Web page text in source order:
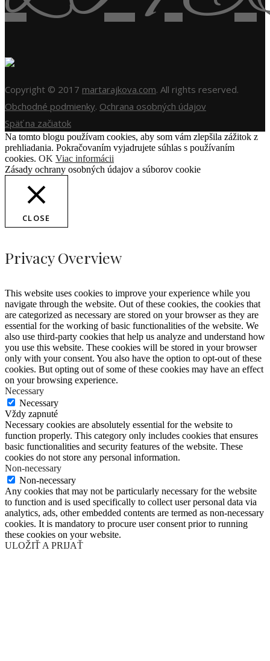
Copyright © 2017 martarajkova.com. All rights reserved.
Obchodné podmienky. Ochrana osobných údajov
Späť na začiatok
Na tomto blogu používam cookies, aby som vám zlepšila zážitok z
prehliadania. Pokračovaním vyjadrujete súhlas s používaním
cookies. OK Viac informácii
Zásady ochrany osobných údajov a súborov cookie
CLOSE
Privacy Overview
This website uses cookies to improve your experience while you
navigate through the website. Out of these cookies, the cookies that
are categorized as necessary are stored on your browser as they are
essential for the working of basic functionalities of the website. We
also use third-party cookies that help us analyze and understand how
you use this website. These cookies will be stored in your browser
only with your consent. You also have the option to opt-out of these
cookies. But opting out of some of these cookies may have an effect
on your browsing experience.
Necessary
Necessary
Vždy zapnuté
Necessary cookies are absolutely essential for the website to
function properly. This category only includes cookies that ensures
basic functionalities and security features of the website. These
cookies do not store any personal information.
Non-necessary
Non-necessary
Any cookies that may not be particularly necessary for the website
to function and is used specifically to collect user personal data via
analytics, ads, other embedded contents are termed as non-necessary
cookies. It is mandatory to procure user consent prior to running
these cookies on your website.
ULOŽIŤ A PRIJAŤ